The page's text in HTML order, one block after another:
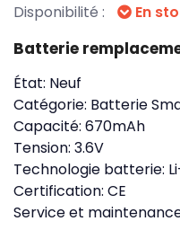
Disponibilité : En
Batterie
État: Neuf
Catégorie: Batterie
Capacité: 670mAh
Tension: 3.6V
Technologie batterie:
Certification: CE
Service et